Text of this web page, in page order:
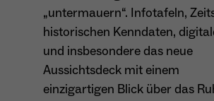
Anbieter Google LLC
Laufzeit 2 Jahre
Zweck
Vergibt eine zufällige,
erkannt wird, ob ein
„untermauern“. Infotafeln,
historischen Kenndaten,
und insbesondere das neue
Aussichtsdeck mit einem
einzigartigen Blick über das